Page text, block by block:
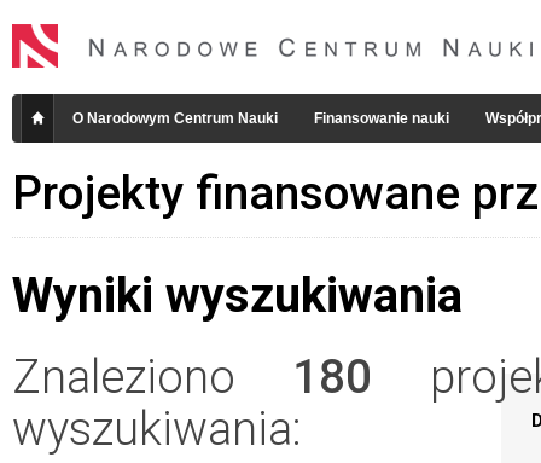
O Narodowym Centrum Nauki Finansowanie nauki
Projekty finansowane
Wyniki wyszukiwania
Znaleziono 180
wyszukiwania: